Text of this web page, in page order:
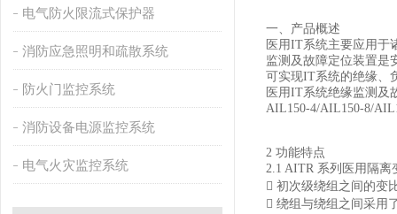
电气防火限流式保护器
消防应急照明和疏散系统
防火门监控系统
消防设备电源监控系统
电气火灾监控系统
一、产品概述
医用IT系统主要应用于
监测及故障定位装置是
可实现IT系统的绝缘、
医用IT系统绝缘监测及
AIL150-4/AIL150-8/
2 功能特点
2.1 AITR 系列医用隔
 初次级绕组之间的变
 绕组与绕组之间采用